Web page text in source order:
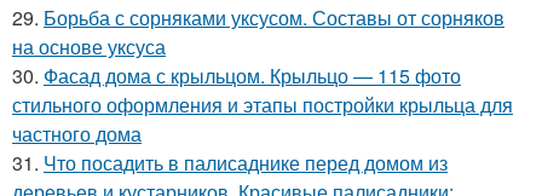
29. Борьба с сорняками уксусом. Составы от сорняков
на основе уксуса
30. Фасад дома с крыльцом. Крыльцо — 115 фото
стильного оформления и этапы постройки крыльца для
частного дома
31. Что посадить в палисаднике перед домом из